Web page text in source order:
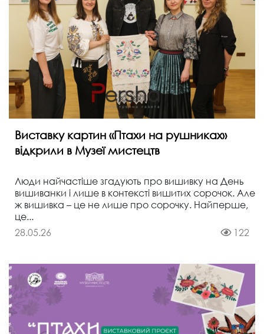
Виставку картин «Птахи на рушниках»
відкрили в Музеї мистецтв
Люди найчастіше згадують про вишивку на День
вишиванки і лише в контексті вишитих сорочок. Але
ж вишивка – це не лише про сорочку. Найперше,
це...
28.05.26
122